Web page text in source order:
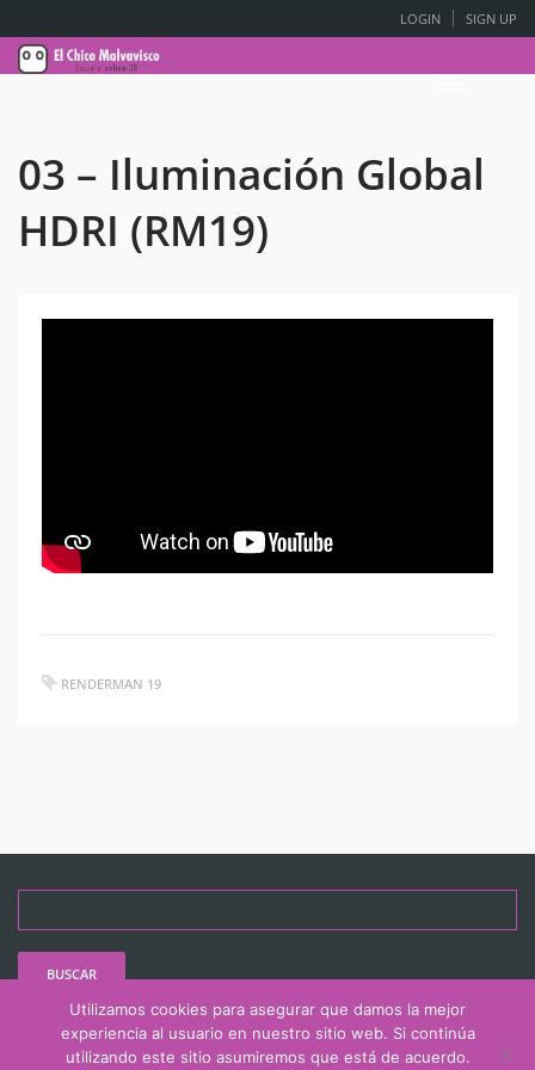
LOGIN SIGN UP
03 – Iluminación Global
HDRI (RM19)
RENDERMAN 19
Utilizamos cookies para asegurar que damos la mejor
experiencia al usuario en nuestro sitio web. Si continúa
utilizando este sitio asumiremos que está de acuerdo.